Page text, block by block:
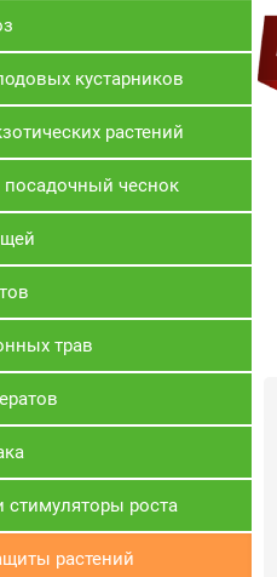
кустарников
растений
посадочный чеснок
трав
стимуляторы роста
растений